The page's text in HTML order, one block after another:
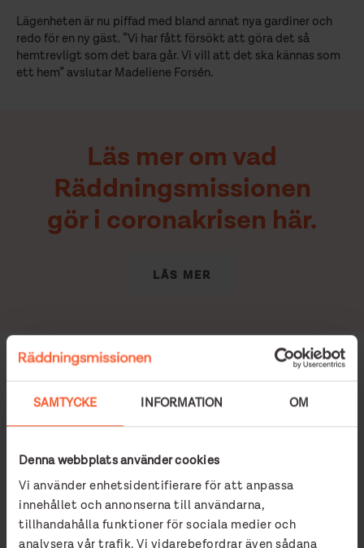
SAMTYCKE INFORMATION OM
Denna webbplats använder cookies
Vi använder enhetsidentifierare för att anpassa
innehållet och annonserna till användarna,
tillhandahålla funktioner för sociala medier och
analysera vår trafik. Vi vidarebefordrar även sådana
Lägenheten är nu piffad med bland annat nya gardiner och
redo för en ny gäst. ”Vi har fått försökt att göra det så
hemtrevligt som det bara går. Vi vill att det ska kännas som
ett hem” avslutar Madeliene Forsén.
Läs mer om vad
Räddningsmissionen
gör i coronakrisen här.
LÄS MER
AGORA - KVINNOVERKSAMHET CAFÉ MAJA
CORONAKRISEN
Relaterade nyheter